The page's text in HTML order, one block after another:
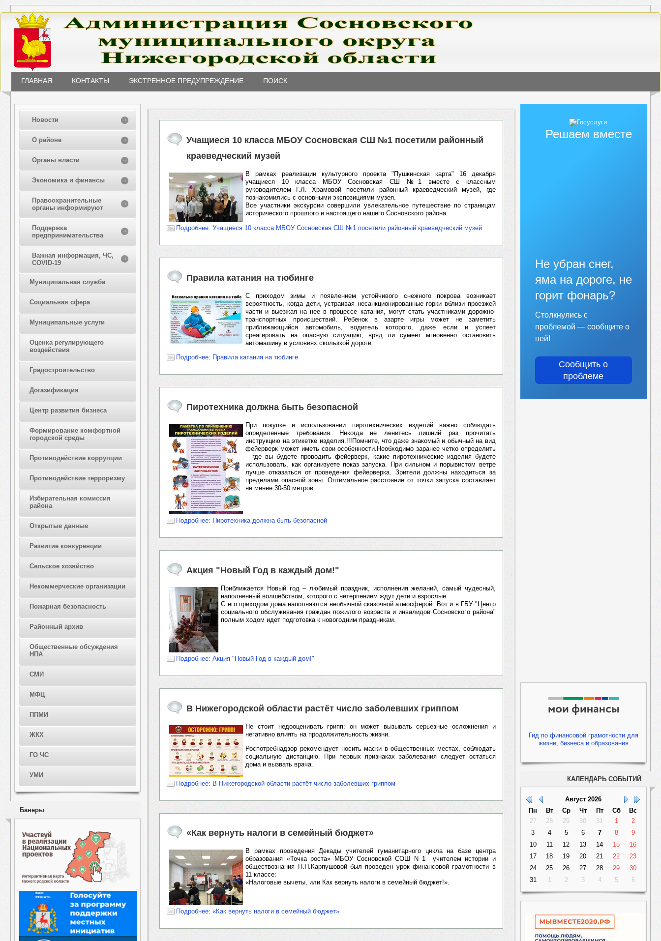
ГЛАВНАЯ КОНТАКТЫ ЭКСТРЕННОЕ ПРЕДУПРЕЖДЕНИЕ ПОИСК
Новости
О районе
Органы власти
Экономика и финансы
Правоохранительные
органы информируют
Поддержка
предпринимательства
Важная информация, ЧС,
COVID-19
Муниципальная служба
Социальная сфера
Муниципальные услуги
Оценка регулирующего
воздействия
Градостроительство
Догазификация
Центр развития бизнеса
Формирование комфортной
городской среды
Противодействие коррупции
Противодействие терроризму
Избирательная комиссия
района
Открытые данные
Развитие конкуренции
Сельское хозяйство
Некоммерческие организации
Пожарная безопасность
Районный архив
Общественные обсуждения
НПА
СМИ
МФЦ
ППМИ
ЖКХ
ГО ЧС
УМИ
Банеры
Учащиеся 10 класса МБОУ Сосновская СШ №1 посетили районный
краеведческий музей
В рамках реализации культурного проекта "Пушкинская карта" 16 декабря
учащиеся 10 класса МБОУ Сосновская СШ №1 вместе с классным
руководителем Г.Л. Храмовой посетили районный краеведческий музей, где
познакомились с основными экспозициями музея.
⁣Все участники экскурсии совершили увлекательное путешествие по страницам
исторического прошлого и настоящего нашего Сосновского района.
Подробнее: Учащиеся 10 класса МБОУ Сосновская СШ №1 посетили районный краеведческий музей
Правила катания на тюбинге
С приходом зимы и появлением устойчивого снежного покрова возникает
вероятность, когда дети, устраивая несанкционированные горки вблизи проезжей
части и выезжая на нее в процессе катания, могут стать участниками дорожно-
транспортных происшествий. Ребенок в азарте игры может не заметить
приближающийся автомобиль, водитель которого, даже если и успеет
среагировать на опасную ситуацию, вряд ли сумеет мгновенно остановить
автомашину в условиях скользкой дороги.
Подробнее: Правила катания на тюбинге
Пиротехника должна быть безопасной
При покупке и использовании пиротехнических изделий важно соблюдать
определенные требования. Никогда не ленитесь лишний раз прочитать
инструкцию на этикетке изделия.!!!Помните, что даже знакомый и обычный на вид
фейерверк может иметь свои особенности.Необходимо заранее четко определить
– где вы будете проводить фейерверк, какие пиротехнические изделия будете
использовать, как организуете показ запуска. При сильном и порывистом ветре
лучше отказаться от проведения фейерверка. Зрители должны находиться за
пределами опасной зоны. Оптимальное расстояние от точки запуска составляет
не менее 30-50 метров.
Подробнее: Пиротехника должна быть безопасной
Акция "Новый Год в каждый дом!"
Приближается Новый год – любимый праздник, исполнения желаний, самый чудесный,
наполненный волшебством, которого с нетерпением ждут дети и взрослые.
С его приходом дома наполняются необычной сказочной атмосферой. Вот и в ГБУ "Центр
социального обслуживания граждан пожилого возраста и инвалидов Сосновского района"
полным ходом идет подготовка к новогодним праздникам.
Подробнее: Акция "Новый Год в каждый дом!"
В Нижегородской области растёт число заболевших гриппом
Не стоит недооценивать грипп: он может вызывать серьезные осложнения и
негативно влиять на продолжительность жизни.
Роспотребнадзор рекомендует носить маски в общественных местах, соблюдать
социальную дистанцию. При первых признаках заболевания следует остаться
дома и вызвать врача.
Подробнее: В Нижегородской области растёт число заболевших гриппом
«Как вернуть налоги в семейный бюджет»
В рамках проведения Декады учителей гуманитарного цикла на базе центра
образования «Точка роста» МБОУ Сосновской СОШ N 1 учителем истории и
обществознания Н.Н.Карпушовой был проведен урок финансовой грамотности в
11 классе:
«Налоговые вычеты, или Как вернуть налоги в семейный бюджет!».
Подробнее: «Как вернуть налоги в семейный бюджет»
Решаем вместе
Не убран снег,
яма на дороге, не
горит фонарь?
Столкнулись с
проблемой — сообщите о
ней!
Сообщить о
проблеме
Гид по финансовой грамотности для
жизни, бизнеса и образования
КАЛЕНДАРЬ СОБЫТИЙ
Август 2026
Пн
Вт Ср Чт Пт Сб
Вс
27
28 29 30 31 1
2
3
4 5 6 7 8
9
10
11 12 13 14 15
16
17
18 19 20 21 22
23
24
25 26 27 28 29
30
31
1 2 3 4 5 6